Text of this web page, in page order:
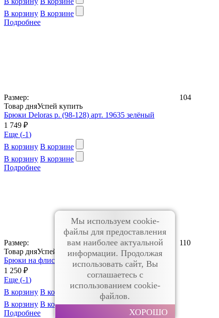
В корзину В корзине
Подробнее
Размер:
104
Товар дняУспей купить
Брюки Deloras р. (98-128) арт. 19635 зелёный
1 749 ₽
Еще (-1)
В корзину В корзине
В корзину В корзине
Подробнее
Размер:
110
Товар дняУспей купить
Брюки на флисе р. (98-122) арт. 251 черный
1 250 ₽
Еще (-1)
В корзину В корзине
В корзину В корзине
Подробнее
Мы используем cookie-
файлы для предоставления
вам наиболее актуальной
информации. Продолжая
использовать сайт, Вы
соглашаетесь с
использованием cookie-
файлов.
ХОРОШО